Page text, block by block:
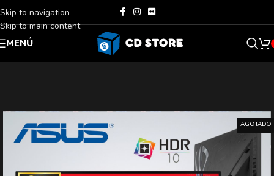
Skip to navigation
Skip to main content
MENÚ
AGOTADO